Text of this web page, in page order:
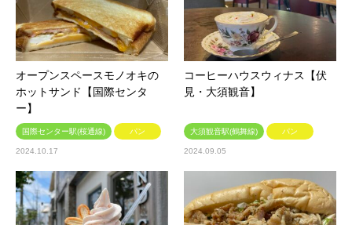
オープンスペースモノオキの
ホットサンド【国際センタ
ー】
国際センター駅(桜通線) パン
2024.10.17
コーヒーハウスウィナス【伏
見・大須観音】
大須観音駅(鶴舞線) パン
2024.09.05